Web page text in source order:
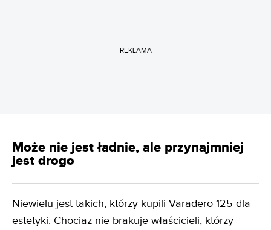
REKLAMA
Może nie jest ładnie, ale przynajmniej
jest drogo
Niewielu jest takich, którzy kupili Varadero 125 dla
estetyki. Chociaż nie brakuje właścicieli, którzy